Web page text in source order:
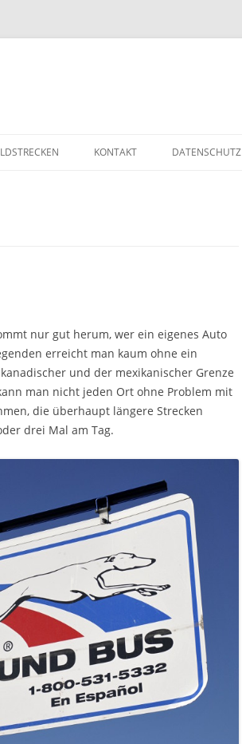
KONTAKT DATENSCHUTZ
nur gut herum, wer ein eigenes Auto
erreicht man kaum ohne ein
und der mexikanischer Grenze
man nicht jeden Ort ohne Problem mit
die überhaupt längere Strecken
drei Mal am Tag.